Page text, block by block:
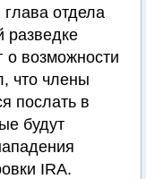
отдела
разведке
о возможности
что члены
послать в
будут
IRA.